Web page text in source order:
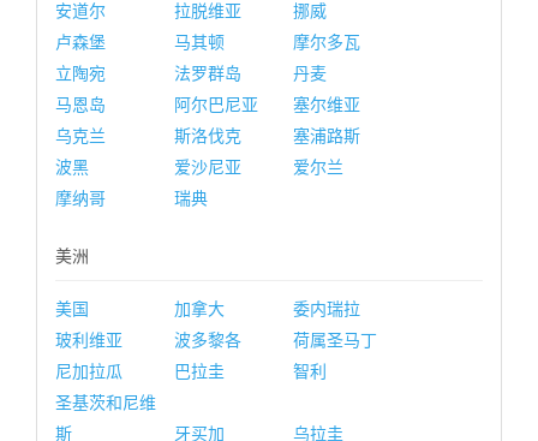
安道尔
拉脱维亚
挪威
卢森堡
马其顿
摩尔多瓦
立陶宛
法罗群岛
丹麦
马恩岛
阿尔巴尼亚
塞尔维亚
乌克兰
斯洛伐克
塞浦路斯
波黑
爱沙尼亚
爱尔兰
摩纳哥
瑞典
美洲
美国 加拿大
委内瑞拉
玻利维亚
波多黎各
荷属圣马丁
尼加拉瓜
巴拉圭
智利
圣基茨和尼维
斯
牙买加
乌拉圭